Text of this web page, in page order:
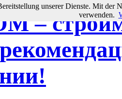
строим
unserer Dienste. Mit der
verwenden.